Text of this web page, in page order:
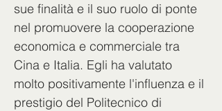
sue finalità e il suo ruolo di ponte
nel promuovere la cooperazione
economica e commerciale tra
Cina e Italia. Egli ha valutato
molto positivamente l'influenza e il
prestigio del Politecnico di